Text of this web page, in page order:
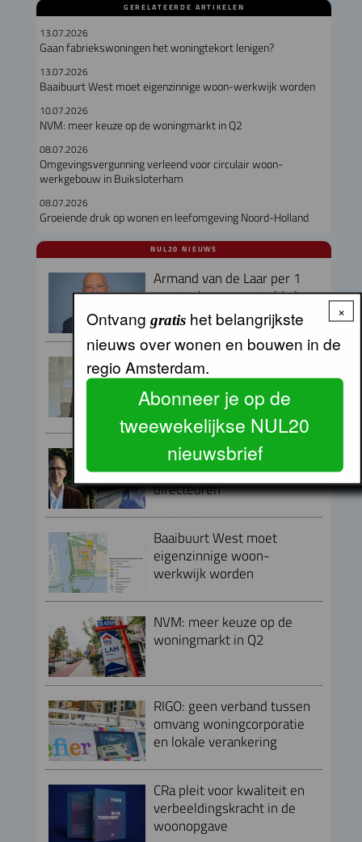
GERELATEERDE ARTIKELEN
13.07.2026
Gaan fabriekswoningen het woningtekort lenigen?
13.07.2026
Baaibuurt West moet eigenzinnige woon-werkwijk worden
10.07.2026
NVM: meer keuze op de woningmarkt in Q2
08.07.2026
Omgevingsvergunning verleend voor circulair woon-
werkgebouw in Buiksloterham
08.07.2026
Groeiende druk op wonen en leefomgeving Noord-Holland
NUL20 NIEUWS
Armand van de Laar per 1
september aangesteld als
secretaris-directeur MRA
Peter Kranenburg nieuwe
directeur Financiën en
Bedrijfsvoering bij Lieven de
Directieteam Eigen Haard
compleet met twee nieuwe
directeuren
Baaibuurt West moet
eigenzinnige woon-
werkwijk worden
NVM: meer keuze op de
woningmarkt in Q2
RIGO: geen verband tussen
omvang woningcorporatie
en lokale verankering
CRa pleit voor kwaliteit en
verbeeldingskracht in de
woonopgave
×
Ontvang gratishet belangrijkste
nieuws over wonen en bouwen in de
regio Amsterdam.
Abonneer je op de
tweewekelijkse NUL20
nieuwsbrief